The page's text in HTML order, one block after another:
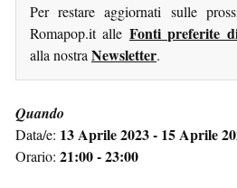
Per restare aggiornati sulle
Romapop.it alle Fonti preferite
alla nostra Newsletter.
Quando
Data/e: 13 Aprile 2023 - 15 Aprile
Orario: 21:00 - 23:00